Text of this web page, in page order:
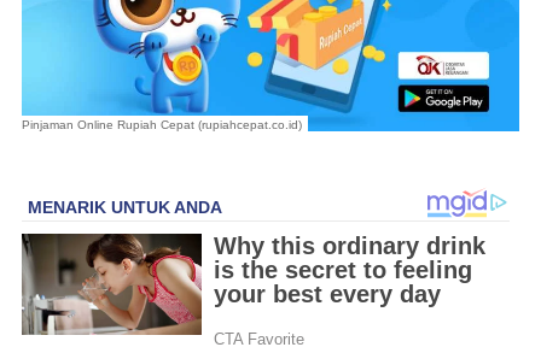
Pinjaman Online Rupiah Cepat (rupiahcepat.co.id)